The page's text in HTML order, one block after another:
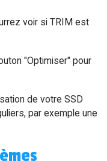
voir si TRIM est
"Optimiser" pour
de votre SSD
par exemple une